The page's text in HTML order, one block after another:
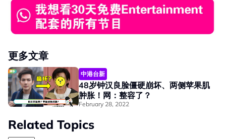
更多文章
中港台新
48岁钟汉良脸僵硬崩坏、两侧苹果肌
肿胀！网：整容了？
February 28, 2022
Related Topics